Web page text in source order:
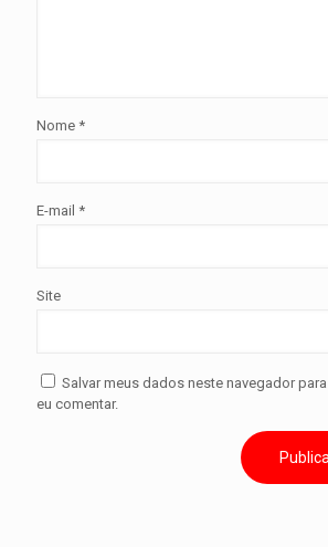
Nome *
E-mail *
Site
Salvar meus dados neste navegador
eu comentar.